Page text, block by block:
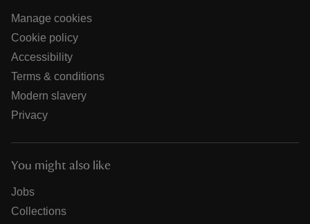
Manage cookies
Cookie policy
Accessibility
Terms & conditions
Modern slavery
Privacy
You might also like
Jobs
Collections